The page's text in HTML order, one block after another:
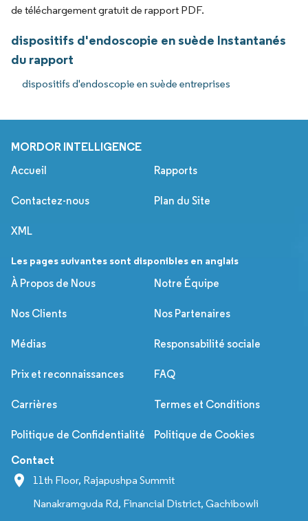
de téléchargement gratuit de rapport PDF.
dispositifs d'endoscopie en suède Instantanés
du rapport
dispositifs d'endoscopie en suède entreprises
MORDOR INTELLIGENCE
Accueil Rapports
Contactez-nous Plan du Site
XML
Les pages suivantes sont disponibles en anglais
À Propos de Nous
Notre Équipe
Nos Clients Nos Partenaires
Médias Responsabilité sociale
Prix et reconnaissances FAQ
Carrières Termes et Conditions
Politique de Confidentialité Politique de Cookies
Contact
11th Floor, Rajapushpa Summit
Nanakramguda Rd, Financial District, Gachibowli